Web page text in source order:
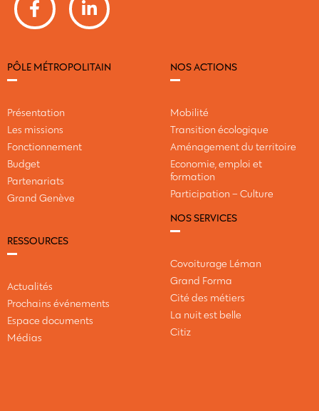
PÔLE MÉTROPOLITAIN
Présentation
Les missions
Fonctionnement
Budget
Partenariats
Grand Genève
NOS ACTIONS
Mobilité
Transition écologique
Aménagement du territoire
Economie, emploi et
formation
Participation – Culture
RESSOURCES
Actualités
Prochains événements
Espace documents
Médias
NOS SERVICES
Covoiturage Léman
Grand Forma
Cité des métiers
La nuit est belle
Citiz